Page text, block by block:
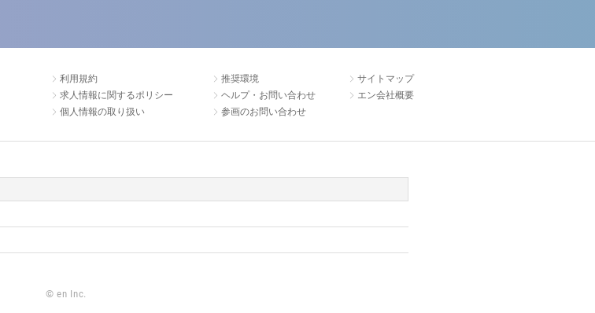
利用規約
求人情報に関するポリシー
個人情報の取り扱い
推奨環境
ヘルプ・お問い合わせ
参画のお問い合わせ
サイトマップ
エン会社概要
© en Inc.